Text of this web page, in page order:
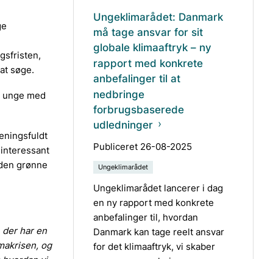
søge.
med
grønne
har en
og
Ungeklimarådet: Danmark
må tage ansvar for sit
globale klimaaftryk – ny
rapport med konkrete
anbefalinger til at
nedbringe
forbrugsbaserede
udledninger
Publiceret 26-08-2025
Ungeklimarådet
Ungeklimarådet lancerer i dag
en ny rapport med konkrete
anbefalinger til, hvordan
Danmark kan tage reelt ansvar
for det klimaaftryk, vi skaber